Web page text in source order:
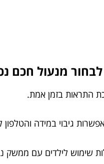
מנעול חכם
התראות בזמן אמת.
גיבוי במידה והטלפון
שימוש לילדים עם ממשק